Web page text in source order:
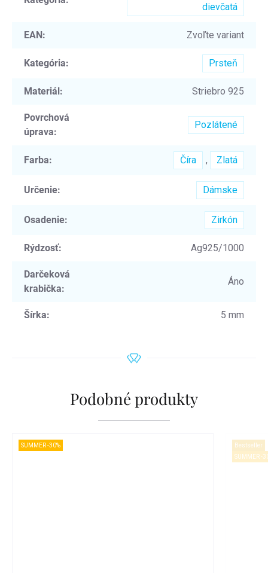
dievčatá
EAN: Zvoľte variant
Kategória: Prsteň
Materiál: Striebro 925
Povrchová
úprava:
Pozlátené
Farba: Číra , Zlatá
Určenie: Dámske
Osadenie: Zirkón
Rýdzosť: Ag925/1000
Darčeková
krabička:
Áno
Šírka: 5 mm
Podobné produkty
SUMMER -30%
Bestseller
SUMMER -